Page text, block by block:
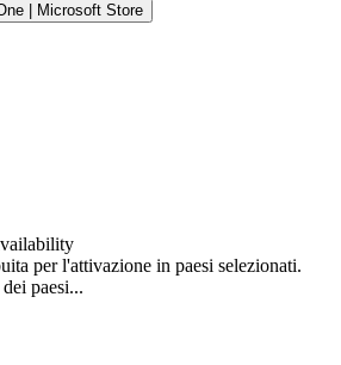
| Microsoft Store
per l'attivazione in paesi selezionati.
paesi...